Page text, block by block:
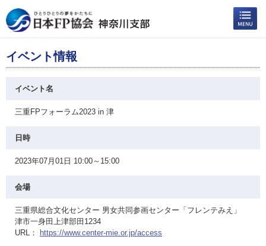
イベント情報
イベント名
三重FPフォーラム2023 in 津
日時
2023年07月01日 10:00～15:00
会場
三重県総合文化センター 男女共同参画センター「フレンテみえ」
津市一身田上津部田1234
URL：
https://www.center-mie.or.jp/access